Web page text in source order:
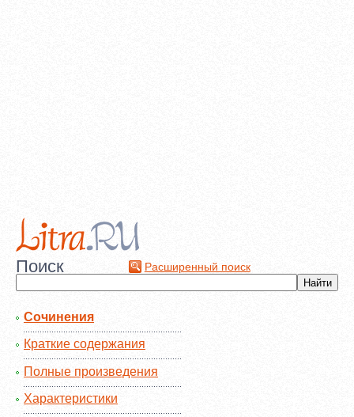
Поиск Расширенный поиск
Сочинения
Краткие содержания
Полные произведения
Характеристики